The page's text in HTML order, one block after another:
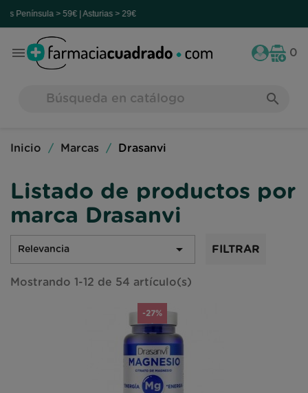
59€ | Asturias > 29€
 0
search
Inicio Marcas Drasanvi
Listado de productos por
marca Drasanvi
Relevancia  FILTRAR
Mostrando 1-12 de 54 artículo(s)
-27%